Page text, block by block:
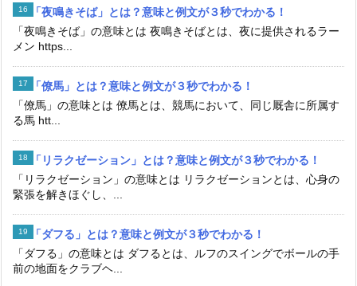
「夜鳴きそば」とは？意味と例文が３秒でわかる！
「夜鳴きそば」の意味とは 夜鳴きそばとは、夜に提供されるラー
メン https...
「僚馬」とは？意味と例文が３秒でわかる！
「僚馬」の意味とは 僚馬とは、競馬において、同じ厩舎に所属す
る馬 htt...
「リラクゼーション」とは？意味と例文が３秒でわかる！
「リラクゼーション」の意味とは リラクゼーションとは、心身の
緊張を解きほぐし、...
「ダフる」とは？意味と例文が３秒でわかる！
「ダフる」の意味とは ダフるとは、ルフのスイングでボールの手
前の地面をクラブヘ...